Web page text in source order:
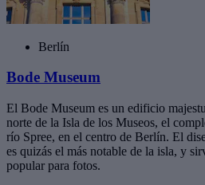
Berlín
Bode Museum
El Bode Museum es un edificio
norte de la Isla de los Museos, el
río Spree, en el centro de Berlín. El
es quizás el más notable de la isla, y
popular para fotos.